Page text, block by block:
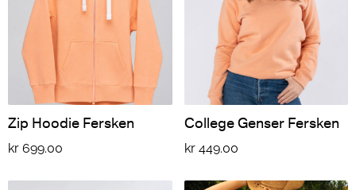
Zip Hoodie Fersken
kr 699.00
College Genser Fersken
kr449.00